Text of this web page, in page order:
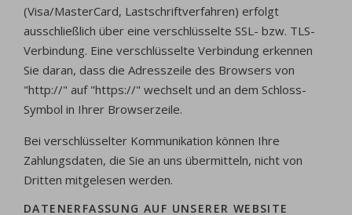
(Visa/MasterCard, Lastschriftverfahren) erfolgt
ausschließlich über eine verschlüsselte SSL- bzw. TLS-
Verbindung. Eine verschlüsselte Verbindung erkennen
Sie daran, dass die Adresszeile des Browsers von
"http://" auf "https://" wechselt und an dem Schloss-
Symbol in Ihrer Browserzeile.
Bei verschlüsselter Kommunikation können Ihre
Zahlungsdaten, die Sie an uns übermitteln, nicht von
Dritten mitgelesen werden.
DATENERFASSUNG AUF UNSERER WEBSITE